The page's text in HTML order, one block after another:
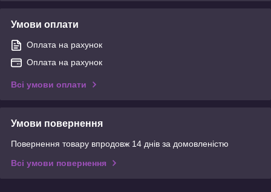
Умови оплати
Оплата на рахунок
Оплата на рахунок
Всі умови оплати
Умови повернення
Повернення товару впродовж 14 днів за домовленістю
Всі умови повернення